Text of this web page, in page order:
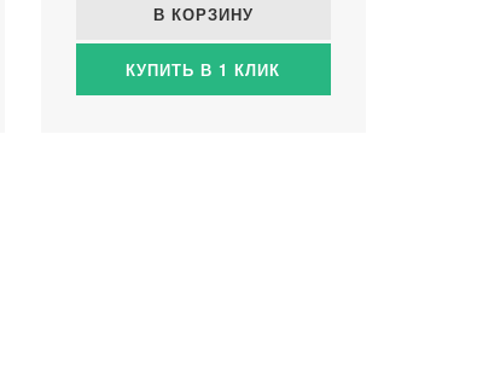
В КОРЗИНУ
КУПИТЬ В 1 КЛИК